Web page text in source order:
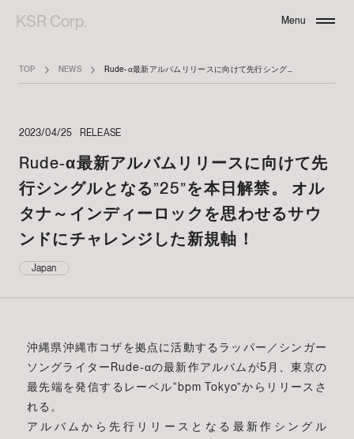
KSR Corp. Menu
TOP NEWS
2023/04/25 RELEASE
Rude-α最新アルバムリリースに向けて先
行シングルとなる”25”を本日解禁。 オル
タナ～インディーロックを思わせるサウ
ンドにチャレンジした新規軸！
Japan
沖縄県沖縄市コザを拠点に活動するラッパー／シンガー
ソングライターRude-αの最新作アルバムが5月、東京の
最先端を発信するレーベル“bpm Tokyo”からリリースさ
れる。
アルバムから先行リリースとなる最新作シングル